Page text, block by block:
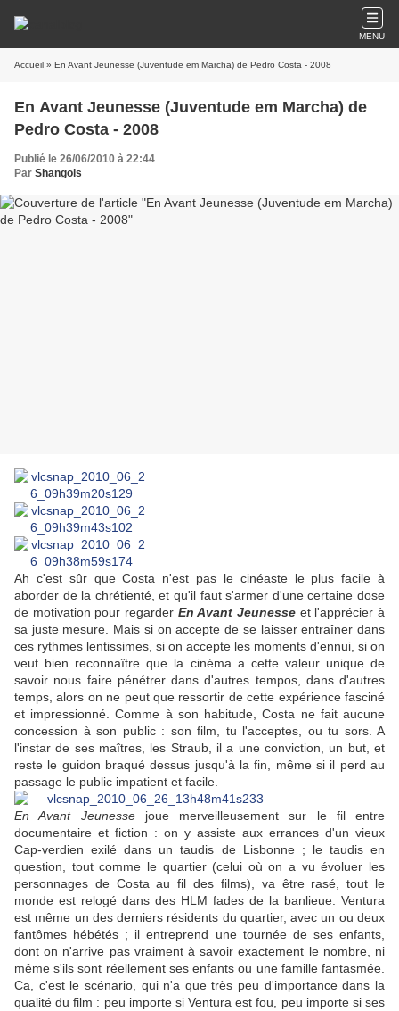
MENU
Accueil » En Avant Jeunesse (Juventude em Marcha) de Pedro Costa - 2008
En Avant Jeunesse (Juventude em Marcha) de
Pedro Costa - 2008
Publié le 26/06/2010 à 22:44
Par Shangols
Ah c'est sûr que Costa n'est pas le cinéaste le plus facile à
aborder de la chrétienté, et qu'il faut s'armer d'une certaine dose
de motivation pour regarder En Avant Jeunesse et l'apprécier à
sa juste mesure. Mais si on accepte de se laisser entraîner dans
ces rythmes lentissimes, si on accepte les moments d'ennui, si on
veut bien reconnaître que la cinéma a cette valeur unique de
savoir nous faire pénétrer dans d'autres tempos, dans d'autres
temps, alors on ne peut que ressortir de cette expérience fasciné
et impressionné. Comme à son habitude, Costa ne fait aucune
concession à son public : son film, tu l'acceptes, ou tu sors. A
l'instar de ses maîtres, les Straub, il a une conviction, un but, et
reste le guidon braqué dessus jusqu'à la fin, même si il perd au
passage le public impatient et facile.
En Avant Jeunessejoue merveilleusement sur le fil entre
documentaire et fiction : on y assiste aux errances d'un vieux
Cap-verdien exilé dans un taudis de Lisbonne ; le taudis en
question, tout comme le quartier (celui où on a vu évoluer les
personnages de Costa au fil des films), va être rasé, tout le
monde est relogé dans des HLM fades de la banlieue. Ventura
est même un des derniers résidents du quartier, avec un ou deux
fantômes hébétés ; il entreprend une tournée de ses enfants,
dont on n'arrive pas vraiment à savoir exactement le nombre, ni
même s'ils sont réellement ses enfants ou une famille fantasmée.
Ca, c'est le scénario, qui n'a que très peu d'importance dans la
qualité du film : peu importe si Ventura est fou, peu importe si ses